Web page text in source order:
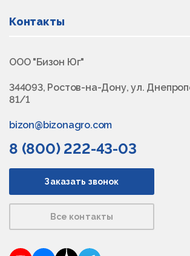
Контакты
ООО "Бизон Юг"
344093, Ростов-на-Дону, ул.
81/1
bizon@bizonagro.com
8 (800) 222-43-03
Заказать звонок
Все контакты